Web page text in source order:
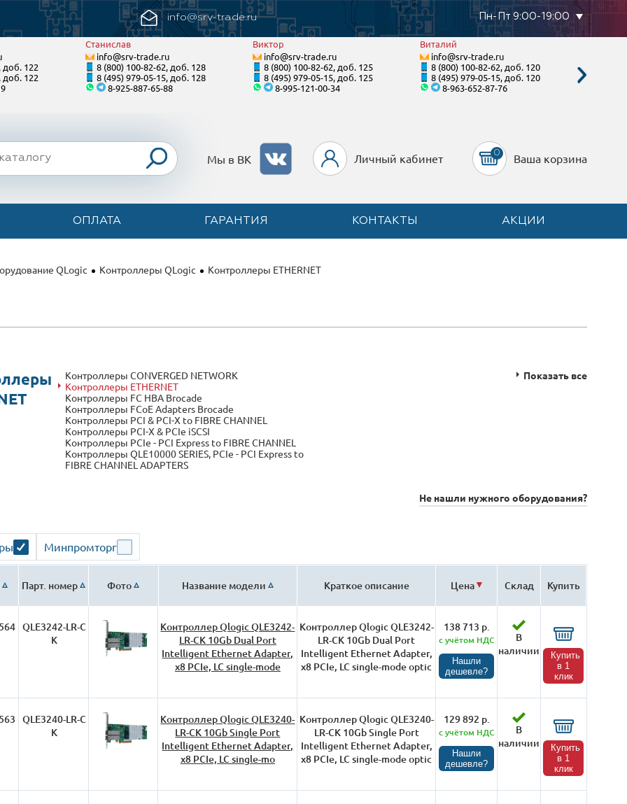
info@srv-trade.ru Пн-Пт 9:00-19:00
доб. 122
доб. 122
Станислав
info@srv-trade.ru
8 (800) 100-82-62, доб. 128
8 (495) 979-05-15, доб. 128
8-925-887-65-88
Виктор
info@srv-trade.ru
8 (800) 100-82-62, доб. 125
8 (495) 979-05-15, доб. 125
8-995-121-00-34
Виталий
info@srv-trade.ru
8 (800) 100-82-62, доб. 120
8 (495) 979-05-15, доб. 120
8-963-652-87-76
ОПЛАТА ГАРАНТИЯ КОНТАКТЫ АКЦИИ
Мы в ВК Личный кабинет 0 Ваша корзина
QLogic Контроллеры QLogic Контроллеры ETHERNET
Контроллеры CONVERGED NETWORK
Контроллеры ETHERNET
Контроллеры FC HBA Brocade
Контроллеры FCoE Adapters Brocade
Контроллеры PCI & PCI-X to FIBRE CHANNEL
Контроллеры PCI-X & PCIe iSCSI
Контроллеры PCIe - PCI Express to FIBRE CHANNEL
Контроллеры QLE10000 SERIES, PCIe - PCI Express to
FIBRE CHANNEL ADAPTERS
Показать все
Не нашли нужного оборудования?
Минпромторг
Парт. номер Фото Название модели Краткое описание Цена Склад Купить
QLE3242-LR-C
K
Контроллер Qlogic QLE3242-
LR-CK 10Gb Dual Port
Intelligent Ethernet Adapter,
x8 PCIe, LC single-mode
Контроллер Qlogic QLE3242-
LR-CK 10Gb Dual Port
Intelligent Ethernet Adapter,
x8 PCIe, LC single-mode optic
138 713 р.
с учётом НДС
Нашли
дешевле?
В
наличии
Купить
в 1
клик
QLE3240-LR-C
K
Контроллер Qlogic QLE3240-
LR-CK 10Gb Single Port
Intelligent Ethernet Adapter,
x8 PCIe, LC single-mo
Контроллер Qlogic QLE3240-
LR-CK 10Gb Single Port
Intelligent Ethernet Adapter,
x8 PCIe, LC single-mode optic
129 892 р.
с учётом НДС
Нашли
дешевле?
В
наличии
Купить
в 1
клик